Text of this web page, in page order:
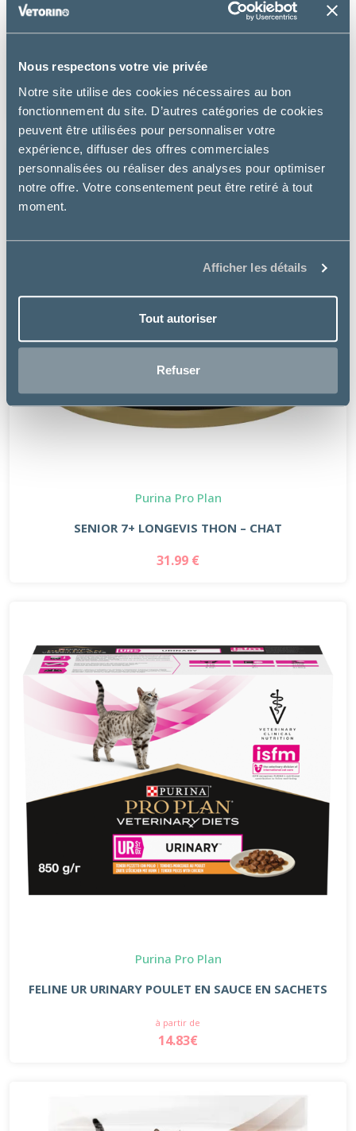
Nous respectons votre vie privée
Notre site utilise des cookies nécessaires au bon
fonctionnement du site. D’autres catégories de cookies
peuvent être utilisées pour personnaliser votre
expérience, diffuser des offres commerciales
personnalisées ou réaliser des analyses pour optimiser
notre offre. Votre consentement peut être retiré à tout
moment.
Afficher les détails
Tout autoriser
Refuser
7.99€
Purina Pro Plan
SENIOR 7+ LONGEVIS THON – CHAT
31.99 €
Purina Pro Plan
FELINE UR URINARY POULET EN SAUCE EN SACHETS
à partir de
14.83€